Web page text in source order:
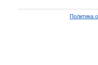
Политика